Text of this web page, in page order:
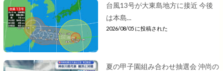
台風13号が大東島地方に接近 今後
は本島...
2026/08/05 に投稿された
夏の甲子園組み合わせ抽選会 沖尚の